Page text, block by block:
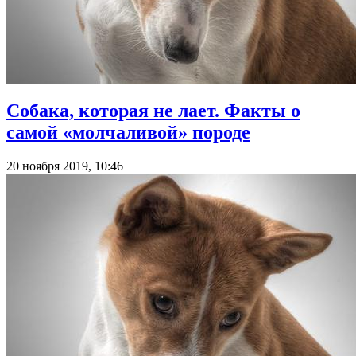
Собака, которая не лает. Факты о
самой «молчаливой» породе
20 ноября 2019, 10:46